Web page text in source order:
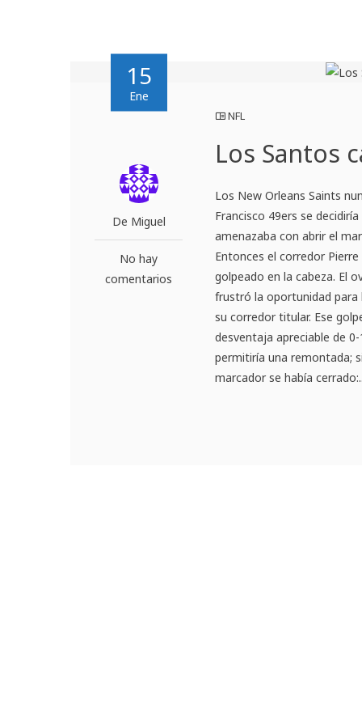
15
Ene
De Miguel
No hay
comentarios
NFL
Los Santos
Los New Orleans Saints
Francisco 49ers se
amenazaba con abrir el
Entonces el corredor
golpeado en la cabeza. El
frustró la oportunidad para
su corredor titular. Ese
desventaja apreciable de
permitiría una remontada;
marcador se había